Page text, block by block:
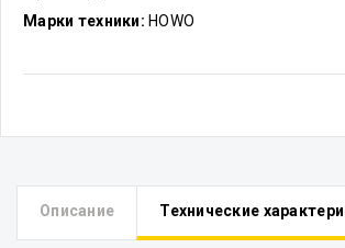
Марки техники: HOWO
Описание Технические